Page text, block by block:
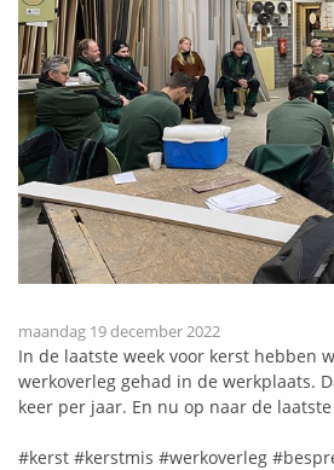
maandag 19 december 2022
In de laatste week voor kerst hebben
werkoverleg gehad in de werkplaats.
keer per jaar. En nu op naar de
#kerst #kerstmis #werkoverleg